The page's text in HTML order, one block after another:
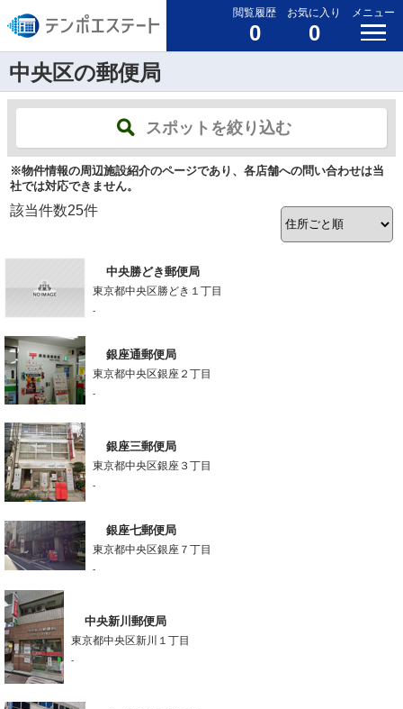
閲覧履歴
0
お気に入り
0
メニュー
中央区の郵便局
スポットを絞り込む
※物件情報の周辺施設紹介のページであり、各店舗への問い合わせは当
社では対応できません。
該当件数25件
中央勝どき郵便局
東京都中央区勝どき１丁目
-
銀座通郵便局
東京都中央区銀座２丁目
-
銀座三郵便局
東京都中央区銀座３丁目
-
銀座七郵便局
東京都中央区銀座７丁目
-
中央新川郵便局
東京都中央区新川１丁目
-